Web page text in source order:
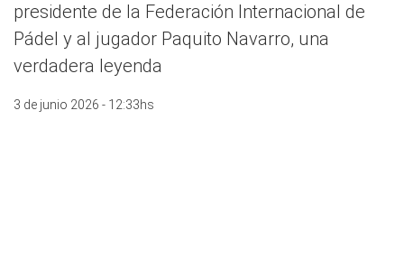
presidente de la Federación Internacional de
Pádel y al jugador Paquito Navarro, una
verdadera leyenda
3 de junio 2026 - 12:33hs